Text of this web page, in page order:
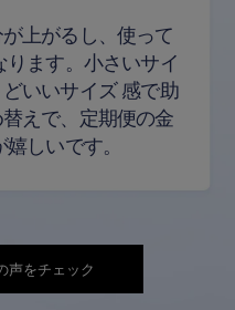
上がるし、使って
ります。小さいサイ
いいサイズ感で助
えで、定期便の金
しいです。
声をチェック